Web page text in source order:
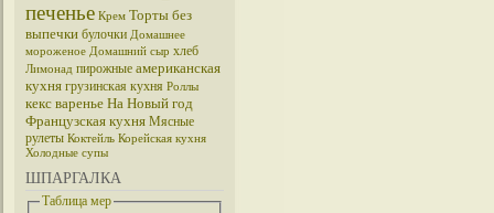
печенье Крем Торты без
выпечки булочки Домашнее
мороженое Домашний сыр хлеб
Лимонад пирожные американская
кухня грузинская кухня Роллы
кекс варенье На Новый год
Французская кухня Мясные
рулеты Коктейль Корейская кухня
Холодные супы
ШПАРГАЛКА
Таблица мер